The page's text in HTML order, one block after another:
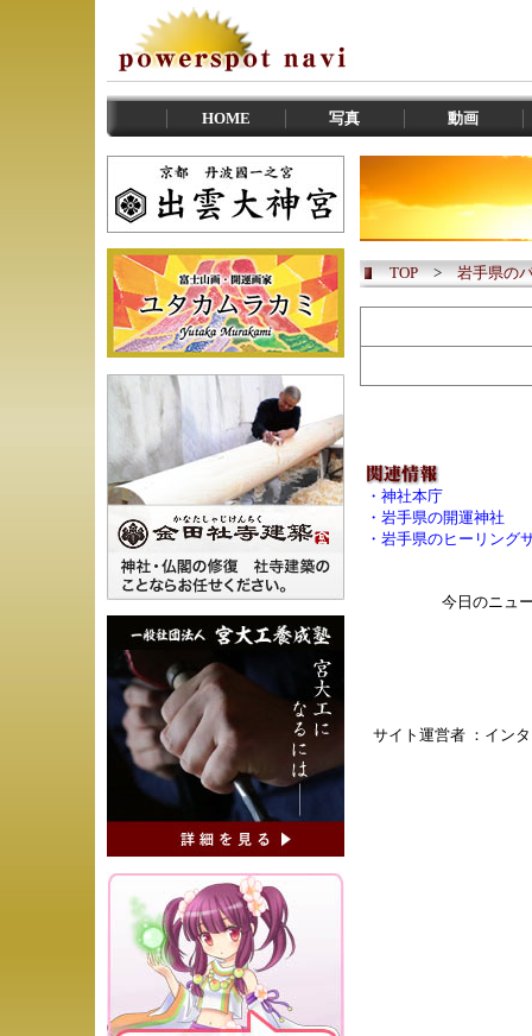
HOME 写真 動画
TOP>岩手県の
・ 神社本庁
・ 岩手県の開運神社
・ 岩手県のヒーリング
今日のニュ
サイト運営者 ： イン